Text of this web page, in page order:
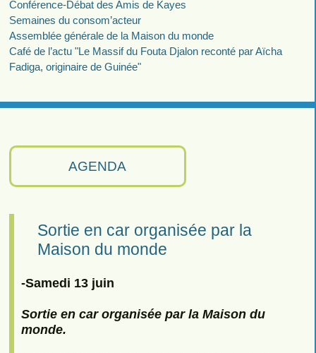
AGENDA
Sortie en car organisée par la
Maison du monde
-Samedi 13 juin
Sortie en car organisée par la Maison du
monde.
Conférence-Débat des Amis de Kayes
Semaines du consom’acteur
Assemblée générale de la Maison du monde
Café de l’actu "Le Massif du Fouta Djalon reconté par Aïcha
Fadiga, originaire de Guinée"